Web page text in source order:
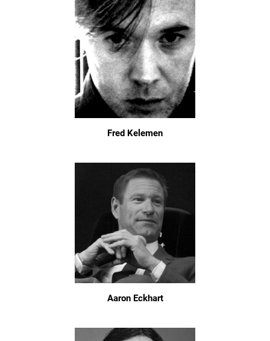
Fred Kelemen
Aaron Eckhart